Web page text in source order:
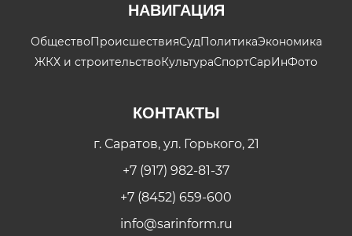
НАВИГАЦИЯ
ОбществоПроисшествияСудПолитикаЭкономика
ЖКХ и строительствоКультураСпортСарИнФото
КОНТАКТЫ
г. Саратов, ул. Горького, 21
+7 (917) 982-81-37
+7 (8452) 659-600
info@sarinform.ru